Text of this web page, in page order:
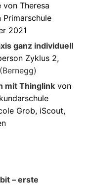
von Theresa
Primarschule
2021
ganz individuell
Zyklus 2,
(Bernegg)
mit Thinglink von
Grob, iScout,
– erste